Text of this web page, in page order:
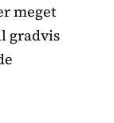
meget
gradvis